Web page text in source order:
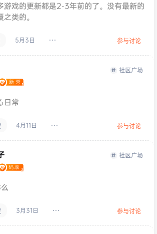
游戏的更新都是2-3年前的了。没有最新的
类的。
5月3日 参与讨论
社区广场
日常
4月11日 参与讨论
社区广场
3月31日 参与讨论